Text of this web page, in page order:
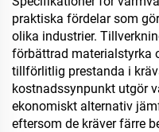
praktiska fördelar som
olika industrier.
förbättrad materialstyrka
tillförlitlig prestanda i
kostnadssynpunkt utgör
ekonomiskt alternativ
eftersom de kräver färre